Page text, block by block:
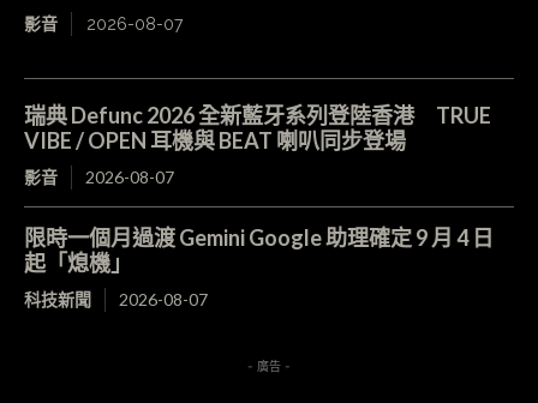
影音 2026-08-07
瑞典 Defunc 2026 全新藍牙系列登陸香港 TRUE
VIBE / OPEN 耳機與 BEAT 喇叭同步登場
影音 2026-08-07
限時一個月過渡 Gemini Google 助理確定 9 月 4 日
起「熄機」
科技新聞 2026-08-07
- 廣告 -